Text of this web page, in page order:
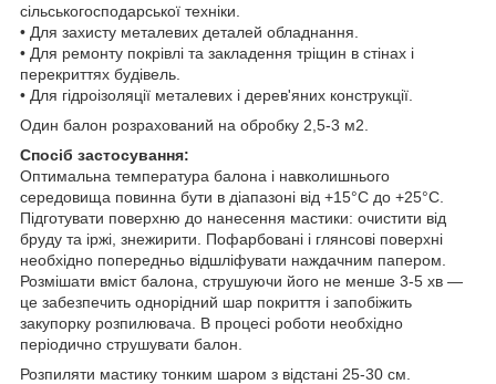
сільськогосподарської техніки.
• Для захисту металевих деталей обладнання.
• Для ремонту покрівлі та закладення тріщин в стінах і
перекриттях будівель.
• Для гідроізоляції металевих і дерев'яних конструкції.
Один балон розрахований на обробку 2,5-3 м2.
Спосіб застосування:
Оптимальна температура балона і навколишнього
середовища повинна бути в діапазоні від +15°С до +25°С.
Підготувати поверхню до нанесення мастики: очистити від
бруду та іржі, знежирити. Пофарбовані і глянсові поверхні
необхідно попередньо відшліфувати наждачним папером.
Розмішати вміст балона, струшуючи його не менше 3-5 хв —
це забезпечить однорідний шар покриття і запобіжить
закупорку розпилювача. В процесі роботи необхідно
періодично струшувати балон.
Розпиляти мастику тонким шаром з відстані 25-30 см.